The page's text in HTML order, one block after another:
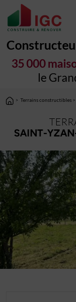
35 000
le
> Terrains constructibles
SAINT-